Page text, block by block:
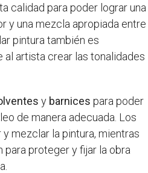
calidad para poder lograr una
y una mezcla apropiada entre
pintura también es
al artista crear las tonalidades
y barnices para poder
de manera adecuada. Los
mezclar la pintura, mientras
para proteger y fijar la obra